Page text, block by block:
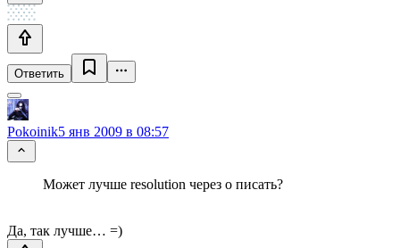
Ответить
Pokoinik5 янв 2009 в 08:57
Может лучше resolution через o писать?
Да, так лучше… =)